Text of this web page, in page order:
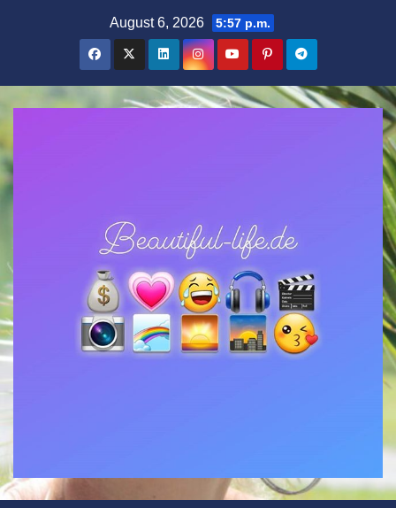
August 6, 2026 5:57 p.m.